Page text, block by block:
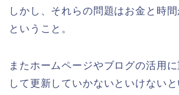
しかし、それらの問題はお金と時
ということ。
またホームページやブログの活用
して更新していかないといけないと